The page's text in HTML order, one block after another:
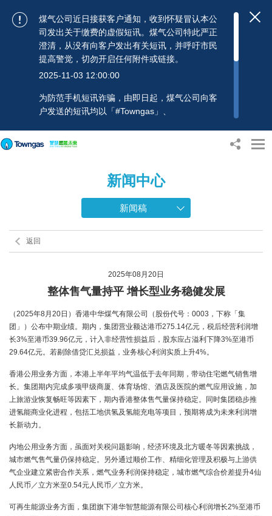
煤气公司近日接获客户通知，收到怀疑冒认本公
司发出关于缴费的虚假短讯。煤气公司特此严正
澄清，从没有向客户发出有关短讯，并呼吁市民
提高警觉，切勿开启任何附件或链接。
2025-11-03 12:00:00
为防范手机短讯诈骗，由即日起，煤气公司向客
户发送的短讯均以「#Towngas」、
送人披露身份证号码、银行户口或信用卡号码等
个人资料，以免蒙受损失。若有任何疑问，可随
时致电煤气公司客户服务热线：2880 6988或电
邮：towngas.cs@towngas.com 查询。
新闻中心
新闻稿
返回
2025年08月20日
整体售气量持平 增长型业务稳健发展
（2025年8月20日）香港中华煤气有限公司（股份代号：0003，下称「集
团」）公布中期业绩。期内，集团营业额达港币275.14亿元，税后经营利润增
长3%至港币39.96亿元，计入非经营性损益后，股东应占溢利下降3%至港币
29.64亿元。若剔除借贷汇兑损益，业务核心利润实质上升4%。
香港公用业务方面，本港上半年平均气温低于去年同期，带动住宅燃气销售增
长。集团期内完成多项甲级商厦、体育场馆、酒店及医院的燃气应用设施，加
上旅游业恢复畅旺等因素下，期内香港整体售气量保持稳定。同时集团稳步推
进氢能商业化进程，包括工地供氢及氢能充电等项目，预期将成为未来利润增
长新动力。
内地公用业务方面，虽面对关税问题影响，经济环境及北方暖冬等因素挑战，
城市燃气售气量仍保持稳定。另外通过顺价工作、精细化管理及积极与上游供
气企业建立紧密合作关系，燃气业务利润保持稳定，城市燃气综合价差提升4仙
人民币／立方米至0.54元人民币／立方米。
可再生能源业务方面，集团旗下港华智慧能源有限公司核心利润增长2%至港币